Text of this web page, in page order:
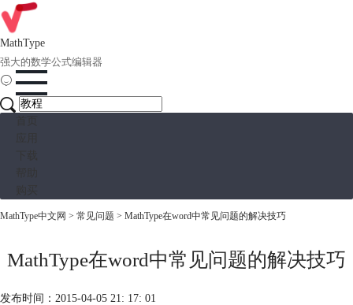
MathType
强大的数学公式编辑器
MathType中文网 > 常见问题 > MathType在word中常见问题的解决技巧
MathType在word中常见问题的解决技巧
发布时间：2015-04-05 21: 17: 01